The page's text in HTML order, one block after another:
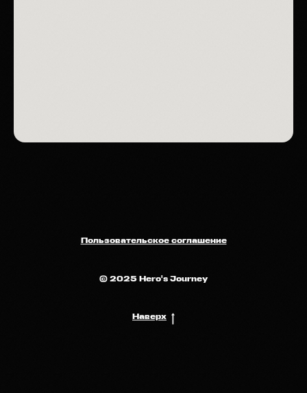
Пользовательское соглашение
© 2025 Hero's Journey
Наверх